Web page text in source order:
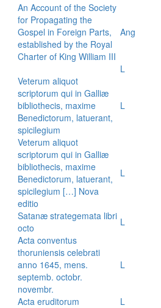
An Account of the Society
for Propagating the
Gospel in Foreign Parts,
established by the Royal
Charter of King William III
Ang
L
Veterum aliquot
scriptorum qui in Galliæ
bibliothecis, maxime
Benedictorum, latuerant,
spicilegium
L
Veterum aliquot
scriptorum qui in Galliæ
bibliothecis, maxime
Benedictorum, latuerant,
spicilegium […] Nova
editio
L
Satanæ strategemata libri
octo
L
Acta conventus
thoruniensis celebrati
anno 1645, mens.
septemb. octobr.
novembr.
L
Acta eruditorum
L